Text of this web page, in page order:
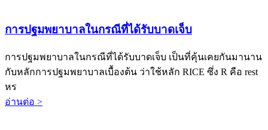
การปฐมพยาบาลในกรณีที่ได้รับบาดเจ็บ
การปฐมพยาบาลในกรณีที่ได้รับบาดเจ็บ เป็นที่คุ้นเคยกันมานาน
กับหลักการปฐมพยาบาลเบื้องต้น ว่าใช้หลัก RICE ซึ่ง R คือ rest
หร
อ่านต่อ >